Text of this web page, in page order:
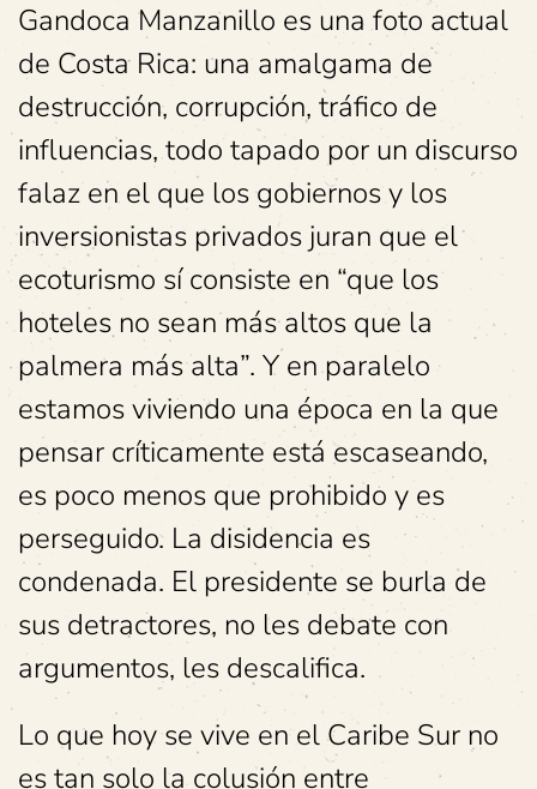
Gandoca Manzanillo es una foto actual
de Costa Rica: una amalgama de
destrucción, corrupción, tráfico de
influencias, todo tapado por un discurso
falaz en el que los gobiernos y los
inversionistas privados juran que el
ecoturismo sí consiste en “que los
hoteles no sean más altos que la
palmera más alta”. Y en paralelo
estamos viviendo una época en la que
pensar críticamente está escaseando,
es poco menos que prohibido y es
perseguido. La disidencia es
condenada. El presidente se burla de
sus detractores, no les debate con
argumentos, les descalifica.
Lo que hoy se vive en el Caribe Sur no
es tan solo la colusión entre